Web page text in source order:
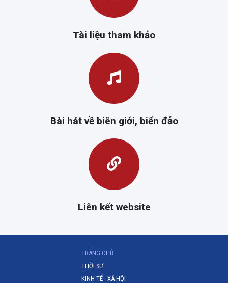
Tài liệu tham khảo
Bài hát về biên giới, biển đảo
Liên kết website
TRANG CHỦ(CURRENT)
THỜI SỰ
KINH TẾ - XÃ HỘI